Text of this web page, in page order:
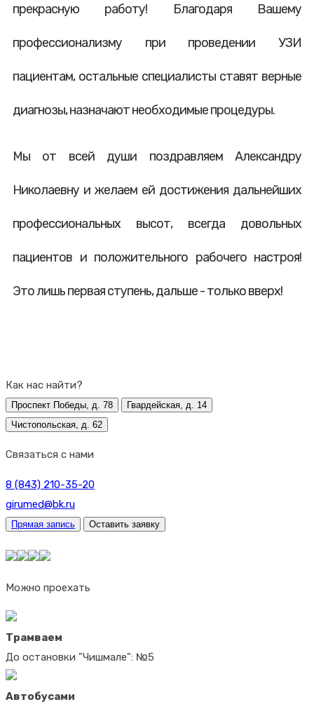
прекрасную работу! Благодаря Вашему
профессионализму при проведении УЗИ
пациентам, остальные специалисты ставят верные
диагнозы, назначают необходимые процедуры.
Мы от всей души поздравляем Александру
Николаевну и желаем ей достижения дальнейших
профессиональных высот, всегда довольных
пациентов и положительного рабочего настроя!
Это лишь первая ступень, дальше - только вверх!
Как нас найти?
Проспект Победы, д. 78
Гвардейская, д. 14
Чистопольская, д. 62
Связаться с нами
8 (843) 210-35-20
girumed@bk.ru
Прямая запись Оставить заявку
Можно проехать
Трамваем
До остановки "Чишмале": №5
Автобусами